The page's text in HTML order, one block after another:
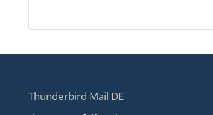
Thunderbird Mail DE